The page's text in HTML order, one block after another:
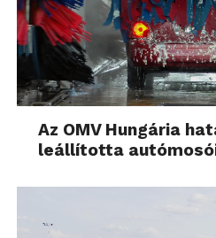
Az OMV Hungária
leállította